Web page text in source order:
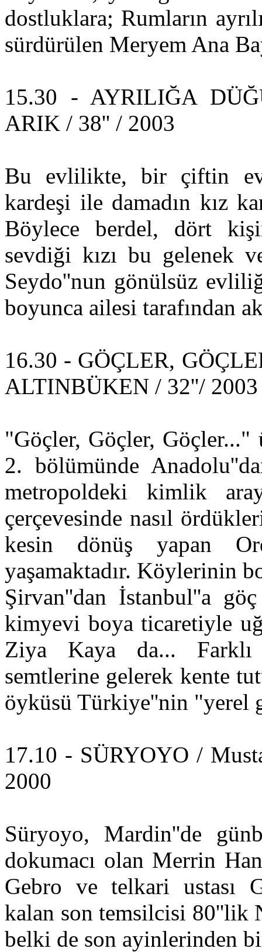
dostluklara; Rumların
sürdürülen Meryem Ana
15.30 - AYRILIĞA
ARIK / 38'' / 2003
Bu evlilikte, bir çiftin
kardeşi ile damadın kız
Böylece berdel, dört
sevdiği kızı bu gelenek
Seydo''nun gönülsüz
boyunca ailesi tarafından
16.30 - GÖÇLER,
ALTINBÜKEN / 32''/ 2003
"Göçler, Göçler, Göçler..."
2. bölümünde
metropoldeki kimlik
çerçevesinde nasıl
kesin dönüş yapan
yaşamaktadır. Köylerinin
Şirvan''dan İstanbul''a
kimyevi boya ticaretiyle
Ziya Kaya da... Farklı
semtlerine gelerek kente
öyküsü Türkiye''nin "yerel
17.10 - SÜRYOYO /
2000
Süryoyo, Mardin''de
dokumacı olan Merrin
Gebro ve telkari ustası
kalan son temsilcisi 80''lik
belki de son ayinlerinden